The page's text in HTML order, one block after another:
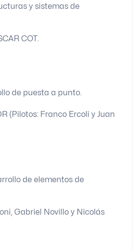
y sistemas de
COT.
de puesta a punto.
(Pilotos: Franco Ercoli y Juan
de elementos de
Gabriel Novillo y Nicolás